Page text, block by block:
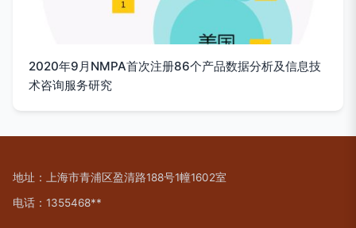
2020年9月NMPA首次注册86个产品数据分析及信息技
术咨询服务研究
地址：上海市青浦区盈清路188号1幢1602室
电话：1355468**